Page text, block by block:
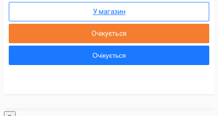
У магазин
Очікується
Очікується